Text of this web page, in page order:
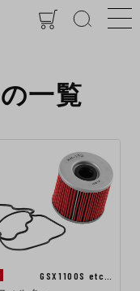
一覧
GSX1100S etc…